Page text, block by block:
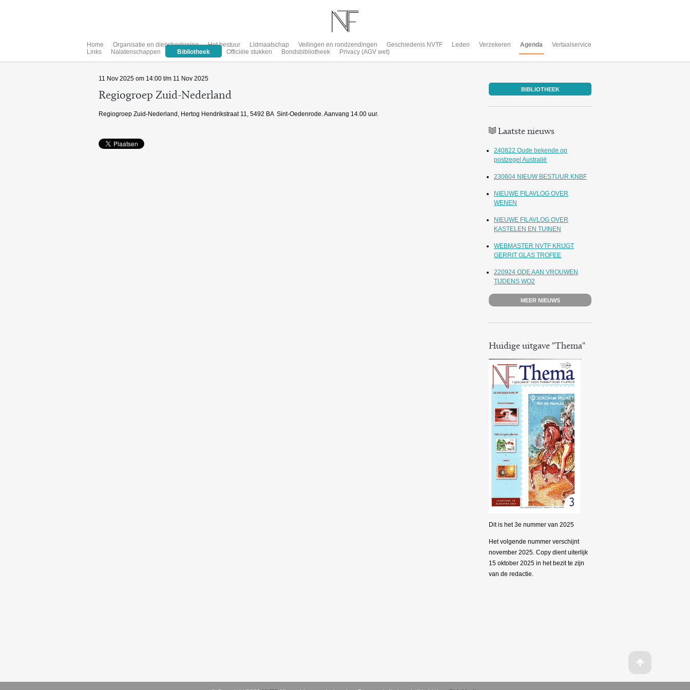
Home Organisatie en dienstverlening Het bestuur Lidmaatschap Veilingen en rondzendingen Geschiedenis NVTF Leden Verzekeren Agenda
Vertaalservice
Links
Nalatenschappen Bibliotheek Officiële stukken Bondsbibliotheek Privacy (AGV wet)
11 Nov 2025 om 14:00 t/m 11 Nov 2025
Regiogroep Zuid-Nederland
Regiogroep Zuid-Nederland, Hertog Hendrikstraat 11, 5492 BA Sint-Oedenrode. Aanvang 14.00 uur.
BIBLIOTHEEK
Laatste nieuws
240822 Oude bekende op
postzegel Australië
230604 NIEUW BESTUUR KNBF
NIEUWE FILAVLOG OVER
WENEN
NIEUWE FILAVLOG OVER
KASTELEN EN TUINEN
WEBMASTER NVTF KRIJGT
GERRIT GLAS TROFEE
220924 ODE AAN VROUWEN
TIJDENS WO2
MEER NIEUWS
Huidige uitgave "Thema"
Dit is het 3e nummer van 2025
Het volgende nummer verschijnt
november 2025. Copy dient uiterlijk
15 oktober 2025 in het bezit te zijn
van de redactie.